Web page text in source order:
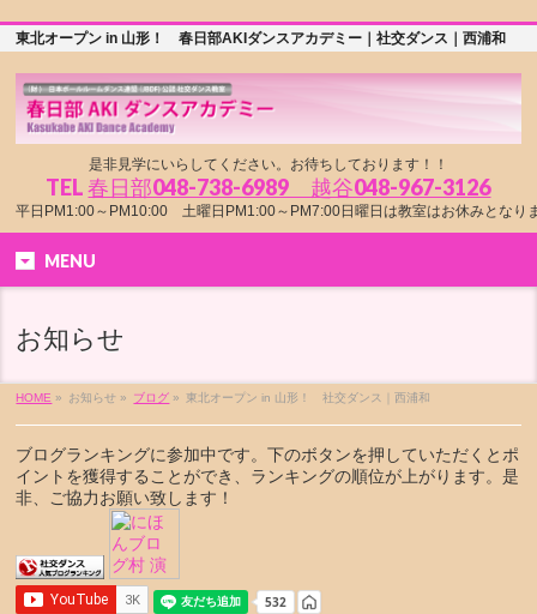
東北オープン in 山形！ 春日部AKIダンスアカデミー｜社交ダンス｜西浦和
是非見学にいらしてください。お待ちしております！！
TEL春日部048-738-6989 越谷048-967-3126
平日PM1:00～PM10:00 土曜日PM1:00～PM7:00日曜日は教室はお休みとなり
MENU
お知らせ
HOME » お知らせ » ブログ » 東北オープン in 山形！ 社交ダンス｜西浦和
ブログランキングに参加中です。下のボタンを押していただくとポ
イントを獲得することができ、ランキングの順位が上がります。是
非、ご協力お願い致します！